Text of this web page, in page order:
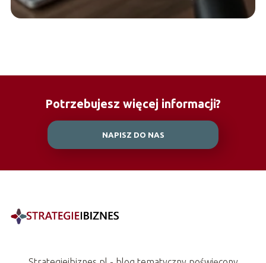
Potrzebujesz więcej informacji?
NAPISZ DO NAS